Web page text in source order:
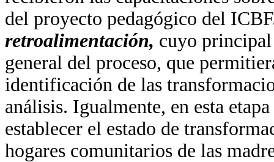
del proyecto pedagógico del
retroalimentación, cuyo
general del proceso, que
identificación de las
análisis. Igualmente, en esta
establecer el estado de
hogares comunitarios de las